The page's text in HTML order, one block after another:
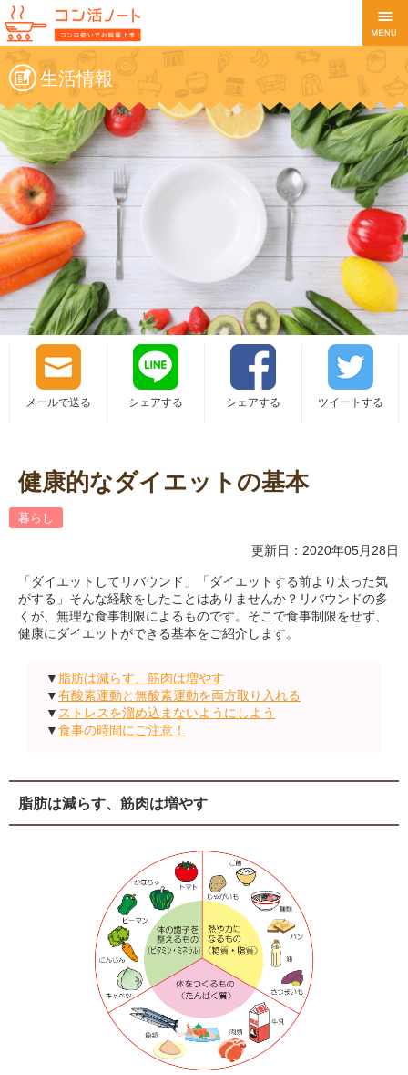
生活情報
メールで送る シェアする シェアする ツイートする
健康的なダイエットの基本
暮らし
更新日：2020年05月28日
「ダイエットしてリバウンド」「ダイエットする前より太った気
がする」そんな経験をしたことはありませんか？リバウンドの多
くが、無理な食事制限によるものです。そこで食事制限をせず、
健康にダイエットができる基本をご紹介します。
▼ 脂肪は減らす、筋肉は増やす
▼有酸素運動と無酸素運動を両方取り入れる
▼ ストレスを溜め込まないようにしよう
▼食事の時間にご注意！
脂肪は減らす、筋肉は増やす